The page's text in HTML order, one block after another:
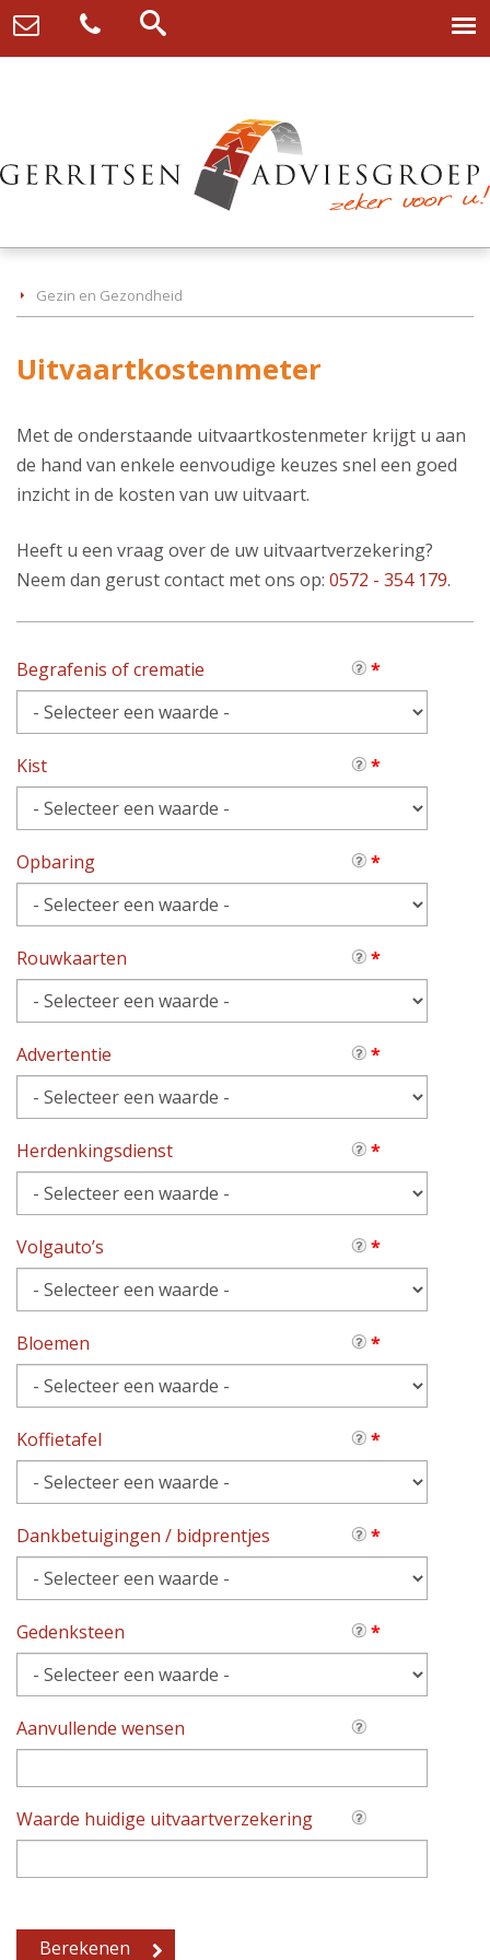
Gezin en Gezondheid
Uitvaartkostenmeter
Met de onderstaande uitvaartkostenmeter krijgt u aan
de hand van enkele eenvoudige keuzes snel een goed
inzicht in de kosten van uw uitvaart.
Heeft u een vraag over de uw uitvaartverzekering?
Neem dan gerust contact met ons op: 0572 - 354 179.
Begrafenis of crematie *
Kist *
Opbaring *
Rouwkaarten *
Advertentie *
Herdenkingsdienst *
Volgauto’s *
Bloemen *
Koffietafel *
Dankbetuigingen / bidprentjes *
Gedenksteen *
Aanvullende wensen
Waarde huidige uitvaartverzekering